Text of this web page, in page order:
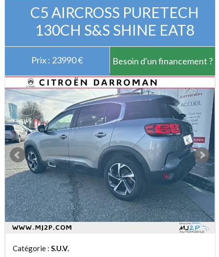
C5 AIRCROSS PURETECH
130CH S&S SHINE EAT8
Prix : 23990 € Besoin d'un financement ?
Catégorie : S.U.V.